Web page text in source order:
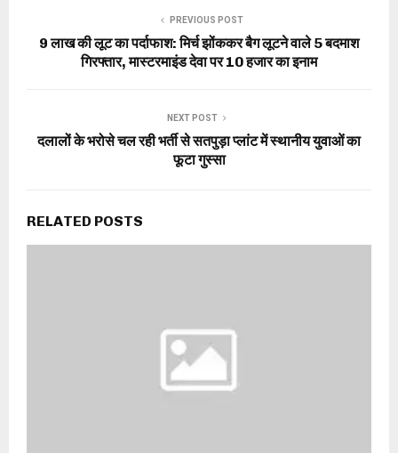
PREVIOUS POST
9 लाख की लूट का पर्दाफाश: मिर्च झोंककर बैग लूटने वाले 5 बदमाश
गिरफ्तार, मास्टरमाइंड देवा पर 10 हजार का इनाम
NEXT POST
दलालों के भरोसे चल रही भर्ती से सतपुड़ा प्लांट में स्थानीय युवाओं का
फूटा गुस्सा
RELATED POSTS